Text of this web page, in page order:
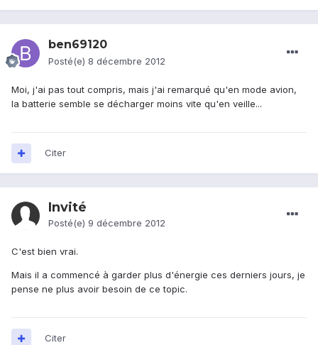
ben69120
Posté(e) 8 décembre 2012
Moi, j'ai pas tout compris, mais j'ai remarqué qu'en mode avion,
la batterie semble se décharger moins vite qu'en veille...
Citer
Invité
Posté(e) 9 décembre 2012
C'est bien vrai.
Mais il a commencé à garder plus d'énergie ces derniers jours, je
pense ne plus avoir besoin de ce topic.
Citer